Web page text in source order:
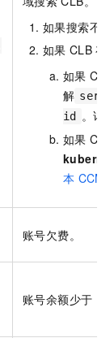
如果搜索不
如果 CLB
如果
解
id
。详
如果
本 CCM
账号欠费。
账号余额少于